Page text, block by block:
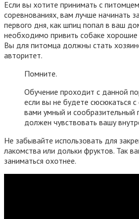
Если вы хотите принимать с
соревнованиях, вам лучше начинать
первого дня, как шпиц попал в ваш
необходимо привить собаке
Вы для питомца должны стать
авторитет.
Помните.
Обучение проходит с данной
если вы не будете сюсюкаться
вами умный и сообразительный
должен чувствовать вашу
Не забывайте использовать для
лакомства или дольки фруктов. Так
заниматься охотнее.